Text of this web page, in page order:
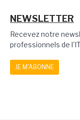
NEWSLETTER
Recevez notre
professionnels de
JE M'ABONNE